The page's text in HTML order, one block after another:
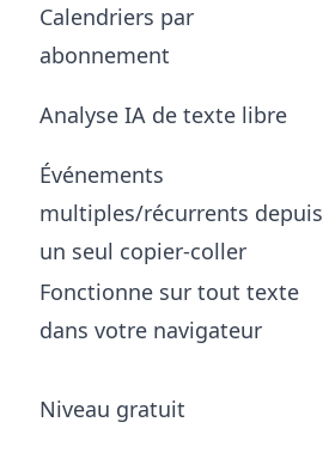
Calendriers par
abonnement
Analyse IA de texte libre
Événements
multiples/récurrents depuis
un seul copier-coller
Fonctionne sur tout texte
dans votre navigateur
Niveau gratuit